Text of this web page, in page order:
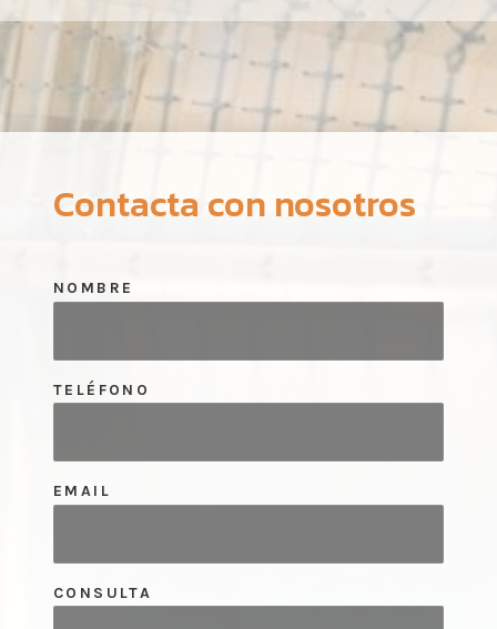
Contacta con nosotros
NOMBRE
TELÉFONO
EMAIL
CONSULTA